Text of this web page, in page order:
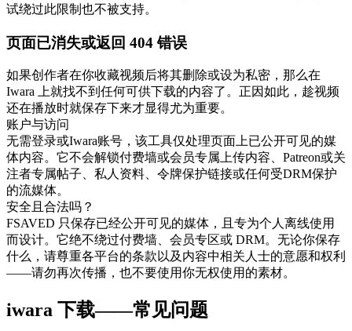
试绕过此限制也不被支持。
页面已消失或返回 404 错误
如果创作者在你收藏视频后将其删除或设为私密，那么在
Iwara 上就找不到任何可供下载的内容了。正因如此，趁视频
还在播放时就保存下来才显得尤为重要。
账户与访问
无需登录或Iwara账号，该工具仅处理页面上已公开可见的媒
体内容。它不会解锁付费墙或会员专属上传内容、Patreon或关
注者专属帖子、私人资料、令牌保护链接或任何受DRM保护
的流媒体。
安全且合法吗？
FSAVED 只保存已经公开可见的媒体，且专为个人离线使用
而设计。它绝不绕过付费墙、会员专区或 DRM。无论你保存
什么，请尊重各平台的条款以及内容中相关人士的意愿和权利
——请勿再次传播，也不要使用你无权使用的素材。
iwara 下载——常见问题